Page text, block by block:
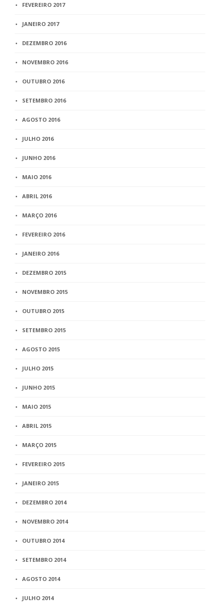
FEVEREIRO 2017
JANEIRO 2017
DEZEMBRO 2016
NOVEMBRO 2016
OUTUBRO 2016
SETEMBRO 2016
AGOSTO 2016
JULHO 2016
JUNHO 2016
MAIO 2016
ABRIL 2016
MARÇO 2016
FEVEREIRO 2016
JANEIRO 2016
DEZEMBRO 2015
NOVEMBRO 2015
OUTUBRO 2015
SETEMBRO 2015
AGOSTO 2015
JULHO 2015
JUNHO 2015
MAIO 2015
ABRIL 2015
MARÇO 2015
FEVEREIRO 2015
JANEIRO 2015
DEZEMBRO 2014
NOVEMBRO 2014
OUTUBRO 2014
SETEMBRO 2014
AGOSTO 2014
JULHO 2014